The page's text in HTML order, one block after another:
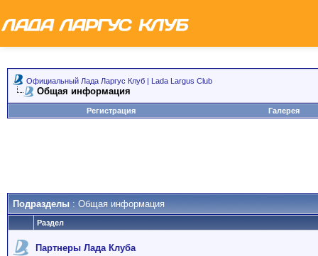
Официальный Лада Ларгус Клуб | Lada Largus Club
Общая информация
Регистрация Галерея
Подразделы : Общая информация
Раздел
Партнеры Лада Клуба